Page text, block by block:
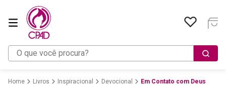
O que você procura?
Livros Inspiracional Devocional Em Contato com Deus